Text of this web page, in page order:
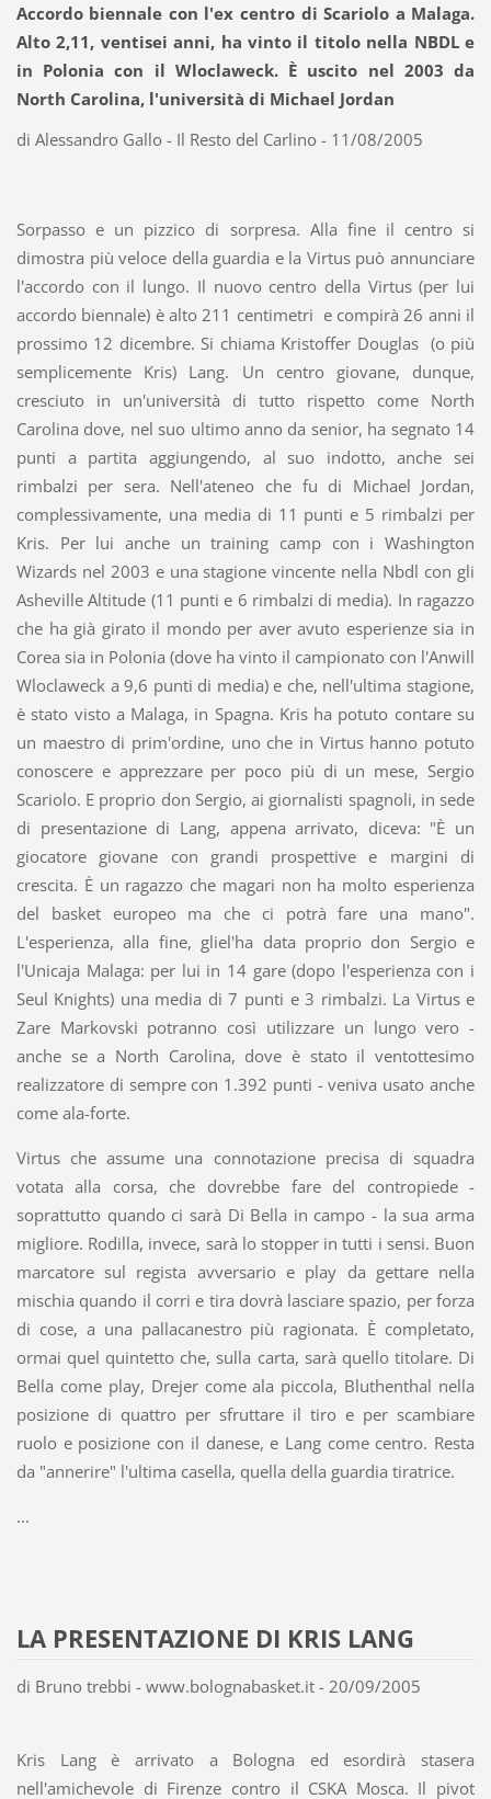
Accordo biennale con l'ex centro di Scariolo a Malaga.
Alto 2,11, ventisei anni, ha vinto il titolo nella NBDL e
in Polonia con il Wloclaweck. È uscito nel 2003 da
North Carolina, l'università di Michael Jordan
di Alessandro Gallo - Il Resto del Carlino - 11/08/2005
Sorpasso e un pizzico di sorpresa. Alla fine il centro si
dimostra più veloce della guardia e la Virtus può annunciare
l'accordo con il lungo. Il nuovo centro della Virtus (per lui
accordo biennale) è alto 211 centimetri e compirà 26 anni il
prossimo 12 dicembre. Si chiama Kristoffer Douglas (o più
semplicemente Kris) Lang. Un centro giovane, dunque,
cresciuto in un'università di tutto rispetto come North
Carolina dove, nel suo ultimo anno da senior, ha segnato 14
punti a partita aggiungendo, al suo indotto, anche sei
rimbalzi per sera. Nell'ateneo che fu di Michael Jordan,
complessivamente, una media di 11 punti e 5 rimbalzi per
Kris. Per lui anche un training camp con i Washington
Wizards nel 2003 e una stagione vincente nella Nbdl con gli
Asheville Altitude (11 punti e 6 rimbalzi di media). In ragazzo
che ha già girato il mondo per aver avuto esperienze sia in
Corea sia in Polonia (dove ha vinto il campionato con l'Anwill
Wloclaweck a 9,6 punti di media) e che, nell'ultima stagione,
è stato visto a Malaga, in Spagna. Kris ha potuto contare su
un maestro di prim'ordine, uno che in Virtus hanno potuto
conoscere e apprezzare per poco più di un mese, Sergio
Scariolo. E proprio don Sergio, ai giornalisti spagnoli, in sede
di presentazione di Lang, appena arrivato, diceva: "È un
giocatore giovane con grandi prospettive e margini di
crescita. È un ragazzo che magari non ha molto esperienza
del basket europeo ma che ci potrà fare una mano".
L'esperienza, alla fine, gliel'ha data proprio don Sergio e
l'Unicaja Malaga: per lui in 14 gare (dopo l'esperienza con i
Seul Knights) una media di 7 punti e 3 rimbalzi. La Virtus e
Zare Markovski potranno così utilizzare un lungo vero -
anche se a North Carolina, dove è stato il ventottesimo
realizzatore di sempre con 1.392 punti - veniva usato anche
come ala-forte.
Virtus che assume una connotazione precisa di squadra
votata alla corsa, che dovrebbe fare del contropiede -
soprattutto quando ci sarà Di Bella in campo - la sua arma
migliore. Rodilla, invece, sarà lo stopper in tutti i sensi. Buon
marcatore sul regista avversario e play da gettare nella
mischia quando il corri e tira dovrà lasciare spazio, per forza
di cose, a una pallacanestro più ragionata. È completato,
ormai quel quintetto che, sulla carta, sarà quello titolare. Di
Bella come play, Drejer come ala piccola, Bluthenthal nella
posizione di quattro per sfruttare il tiro e per scambiare
ruolo e posizione con il danese, e Lang come centro. Resta
da "annerire" l'ultima casella, quella della guardia tiratrice.
...
LA PRESENTAZIONE DI KRIS LANG
di Bruno trebbi - www.bolognabasket.it - 20/09/2005
Kris Lang è arrivato a Bologna ed esordirà stasera
nell'amichevole di Firenze contro il CSKA Mosca. Il pivot